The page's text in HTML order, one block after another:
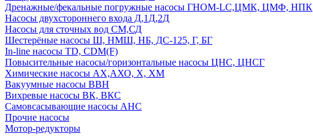
Дренажные/фекальные погружные насосы ГНОМ-LC,ЦМК, ЦМФ, НПК
Насосы двухстороннего входа Д,1Д,2Д
Насосы для сточных вод СМ,СД
Шестерёные насосы Ш, НМШ, НБ, ДС-125, Г, БГ
In-line насосы TD, CDM(F)
Повысительные насосы/горизонтальные насосы ЦНС, ЦНСГ
Химические насосы АХ,АХО, Х, ХМ
Вакуумные насосы ВВН
Вихревые насосы ВК, ВКС
Самовсасывающие насосы АНС
Прочие насосы
Мотор-редукторы